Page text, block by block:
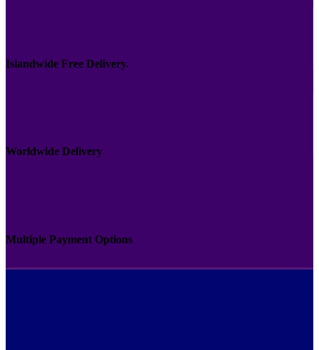
Islandwide Free Delivery.
Worldwide Delivery
Multiple Payment Options